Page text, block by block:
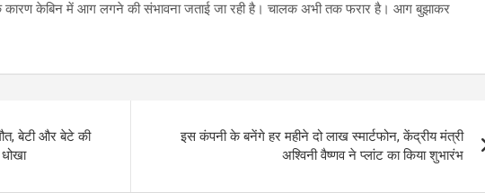
कारण केबिन में आग लगने की संभावना जताई जा रही है। चालक अभी तक फरार है। आग बुझाकर
बेटी और बेटे की
इस कंपनी के बनेंगे हर महीने दो लाख स्मार्टफोन, केंद्रीय मंत्री
अश्विनी वैष्णव ने प्लांट का किया शुभारंभ